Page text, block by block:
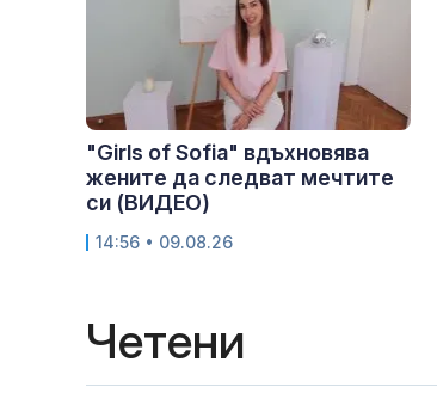
"Girls of Sofia" вдъхновява
жените да следват мечтите
си (ВИДЕО)
14:56 • 09.08.26
Четени